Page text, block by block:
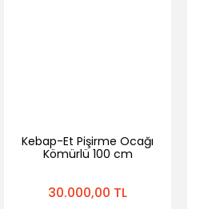
Kebap-Et Pişirme Ocağı
Kömürlü 100 cm
30.000,00 TL